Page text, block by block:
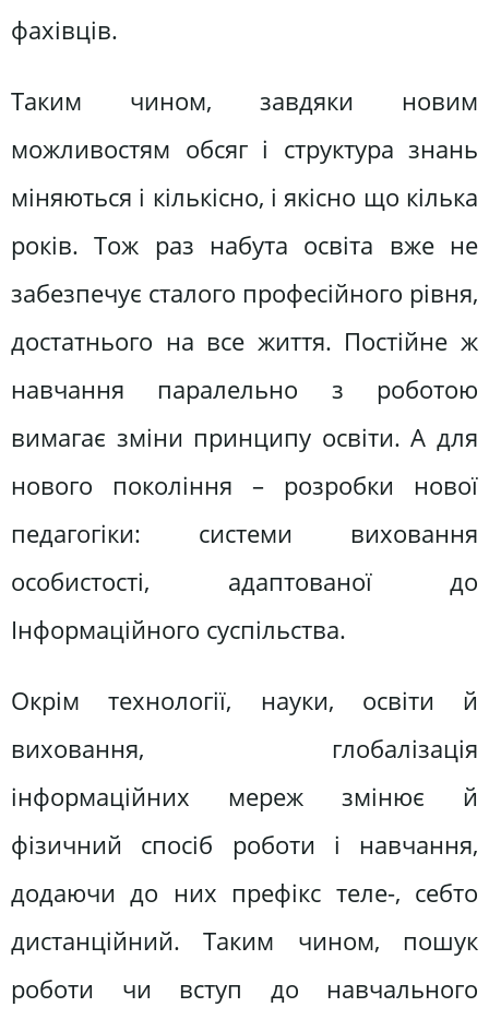
фахівців.
Таким чином, завдяки новим
можливостям обсяг і структура знань
міняються і кількісно, і якісно що кілька
років. Тож раз набута освіта вже не
забезпечує сталого професійного рівня,
достатнього на все життя. Постійне ж
навчання паралельно з роботою
вимагає зміни принципу освіти. А для
нового покоління – розробки нової
педагогіки: системи виховання
особистості, адаптованої до
Інформаційного суспільства.
Окрім технології, науки, освіти й
виховання, глобалізація
інформаційних мереж змінює й
фізичний спосіб роботи і навчання,
додаючи до них префікс теле-, себто
дистанційний. Таким чином, пошук
роботи чи вступ до навчального